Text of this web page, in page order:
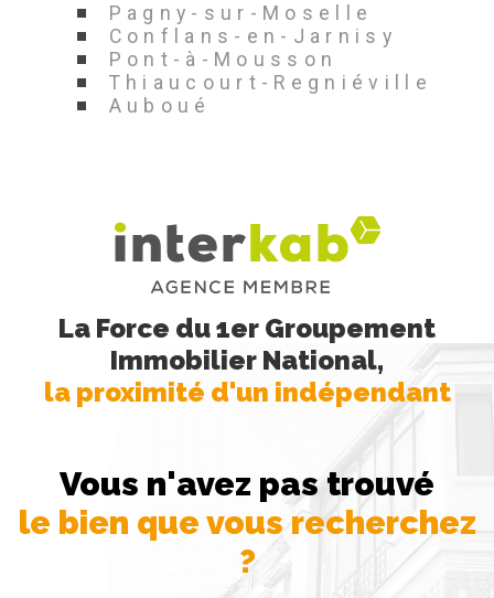
Pagny-sur-Moselle
Conflans-en-Jarnisy
Pont-à-Mousson
Thiaucourt-Regniéville
Auboué
La Force du 1er Groupement
Immobilier National,
la proximité d'un indépendant
Vous n'avez pas trouvé
le bien que vous recherchez
?